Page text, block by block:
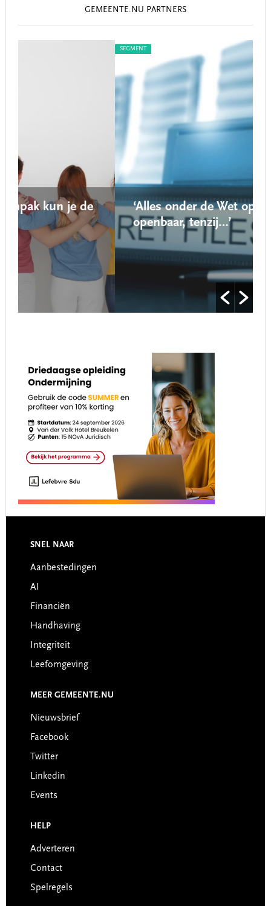
GEMEENTE.NU PARTNERS
‘Alles onder de Wet open overheid is
openbaar, tenzij…’
Footer
SNEL NAAR
Aanbestedingen
AI
Financiën
Handhaving
Integriteit
Leefomgeving
MEER GEMEENTE.NU
Nieuwsbrief
Facebook
Twitter
Linkedin
Events
HELP
Adverteren
Contact
Spelregels